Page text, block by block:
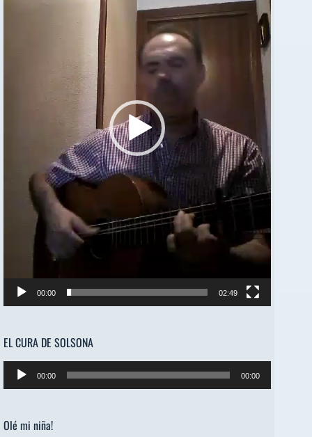
00:00 02:49
EL CURA DE SOLSONA
Reproductor
de
00:00 00:00
Olé mi niña!